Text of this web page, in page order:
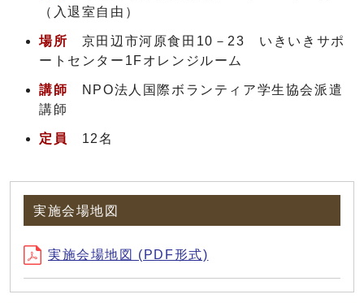
（入退室自由）
場所 京田辺市河原食田10－23 いきいきサポ
ートセンター1Fオレンジルーム
講師 NPO法人国際ボランティア学生協会派遣
講師
定員 12名
実施会場地図
実施会場地図 (PDF形式)